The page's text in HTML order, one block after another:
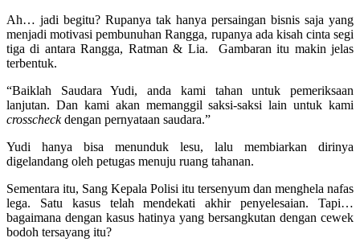
Ah… jadi begitu? Rupanya tak hanya persaingan bisnis saja yang
menjadi motivasi pembunuhan Rangga, rupanya ada kisah cinta segi
tiga di antara Rangga, Ratman & Lia. Gambaran itu makin jelas
terbentuk.
“Baiklah Saudara Yudi, anda kami tahan untuk pemeriksaan
lanjutan. Dan kami akan memanggil saksi-saksi lain untuk kami
crosscheckdengan pernyataan saudara.”
Yudi hanya bisa menunduk lesu, lalu membiarkan dirinya
digelandang oleh petugas menuju ruang tahanan.
Sementara itu, Sang Kepala Polisi itu tersenyum dan menghela nafas
lega. Satu kasus telah mendekati akhir penyelesaian. Tapi…
bagaimana dengan kasus hatinya yang bersangkutan dengan cewek
bodoh tersayang itu?